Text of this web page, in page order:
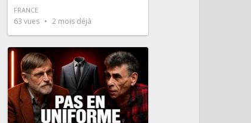
FRANCE
63 vues 2 mois déjà